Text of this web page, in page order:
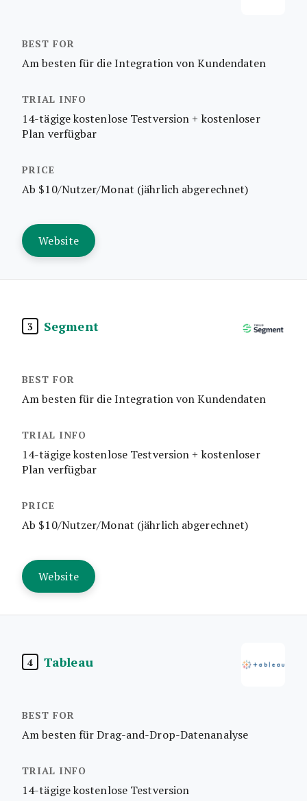
Am besten für die Integration von Kundendaten
14-tägige kostenlose Testversion + kostenloser
Plan verfügbar
Ab $10/Nutzer/Monat (jährlich abgerechnet)
Website
3 Segment
Am besten für die Integration von Kundendaten
14-tägige kostenlose Testversion + kostenloser
Plan verfügbar
Ab $10/Nutzer/Monat (jährlich abgerechnet)
Website
4 Tableau
Am besten für Drag-and-Drop-Datenanalyse
14-tägige kostenlose Testversion